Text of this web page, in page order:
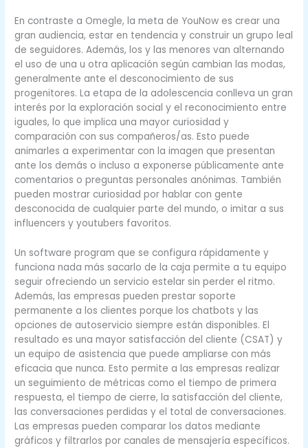
En contraste a Omegle, la meta de YouNow es crear una
gran audiencia, estar en tendencia y construir un grupo leal
de seguidores. Además, los y las menores van alternando
el uso de una u otra aplicación según cambian las modas,
generalmente ante el desconocimiento de sus
progenitores. La etapa de la adolescencia conlleva un gran
interés por la exploración social y el reconocimiento entre
iguales, lo que implica una mayor curiosidad y
comparación con sus compañeros/as. Esto puede
animarles a experimentar con la imagen que presentan
ante los demás o incluso a exponerse públicamente ante
comentarios o preguntas personales anónimas. También
pueden mostrar curiosidad por hablar con gente
desconocida de cualquier parte del mundo, o imitar a sus
influencers y youtubers favoritos.
Un software program que se configura rápidamente y
funciona nada más sacarlo de la caja permite a tu equipo
seguir ofreciendo un servicio estelar sin perder el ritmo.
Además, las empresas pueden prestar soporte
permanente a los clientes porque los chatbots y las
opciones de autoservicio siempre están disponibles. El
resultado es una mayor satisfacción del cliente (CSAT) y
un equipo de asistencia que puede ampliarse con más
eficacia que nunca. Esto permite a las empresas realizar
un seguimiento de métricas como el tiempo de primera
respuesta, el tiempo de cierre, la satisfacción del cliente,
las conversaciones perdidas y el total de conversaciones.
Las empresas pueden comparar los datos mediante
gráficos y filtrarlos por canales de mensajería específicos.